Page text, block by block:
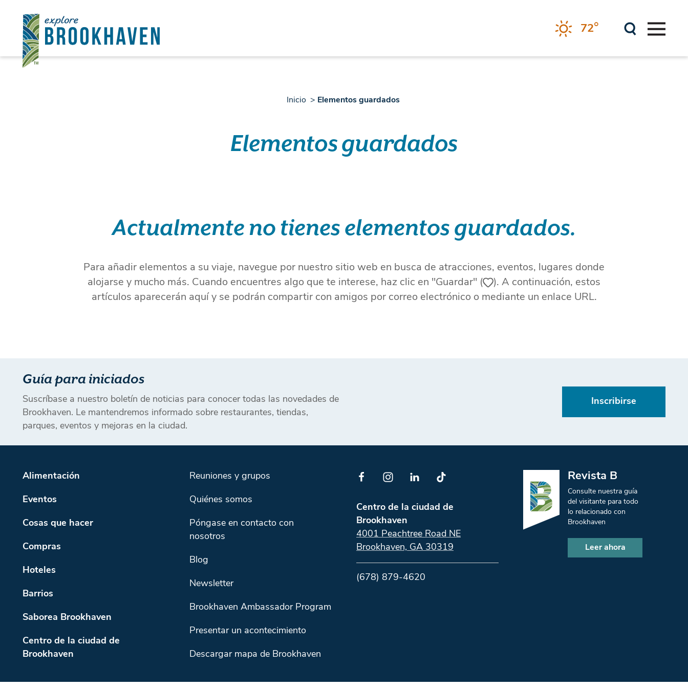
Ir al contenido
72°
Inicio Elementos guardados
Elementos guardados
Actualmente no tienes elementos guardados.
Para añadir elementos a su viaje, navegue por nuestro sitio web en busca de atracciones, eventos, lugares donde
alojarse y mucho más. Cuando encuentres algo que te interese, haz clic en "Guardar" (
). A continuación, estos
artículos aparecerán aquí y se podrán compartir con amigos por correo electrónico o mediante un enlace URL.
Guía para iniciados
Suscríbase a nuestro boletín de noticias para conocer todas las novedades de
Brookhaven. Le mantendremos informado sobre restaurantes, tiendas,
parques, eventos y mejoras en la ciudad.
Inscribirse
Alimentación
Eventos
Cosas que hacer
Compras
Hoteles
Barrios
Saborea Brookhaven
Centro de la ciudad de
Brookhaven
Reuniones y grupos
Quiénes somos
Póngase en contacto con
nosotros
Blog
Newsletter
Brookhaven Ambassador Program
Presentar un acontecimiento
Descargar mapa de Brookhaven
Centro de la ciudad de
Brookhaven
4001 Peachtree Road NE
Brookhaven, GA 30319
(678) 879-4620
Revista B
Consulte nuestra guía
del visitante para todo
lo relacionado con
Brookhaven
Leer ahora